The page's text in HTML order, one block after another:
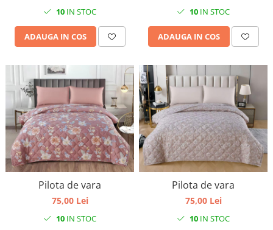
10 IN STOC
ADAUGA IN COS
10 IN STOC
ADAUGA IN COS
Pilota de vara
75,00 Lei
10 IN STOC
Pilota de vara
75,00 Lei
10 IN STOC